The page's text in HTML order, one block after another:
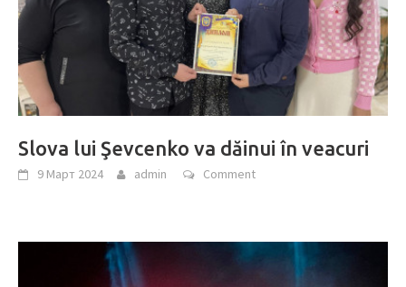
Slova lui Şevcenko va dăinui în veacuri
9 Март 2024 admin Comment